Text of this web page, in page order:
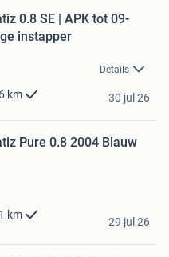
0.8 SE | APK tot 09-
instapper
Details
km 30 jul 26
Pure 0.8 2004 Blauw
km
29 jul 26